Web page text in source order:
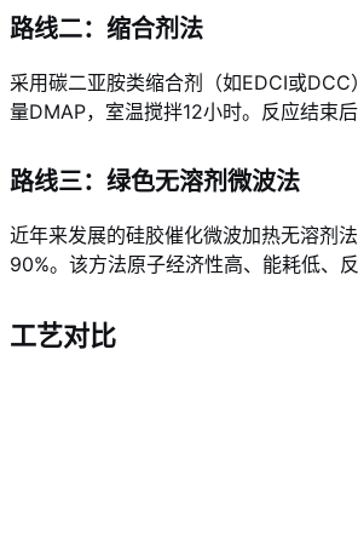
路线二：缩合剂法
采用碳二亚胺类缩合剂（如EDCI或
量DMAP，室温搅拌12小时。反应结束
路线三：绿色无溶剂微波法
近年来发展的硅胶催化微波加热无溶剂
90%。该方法原子经济性高、能耗低、
工艺对比